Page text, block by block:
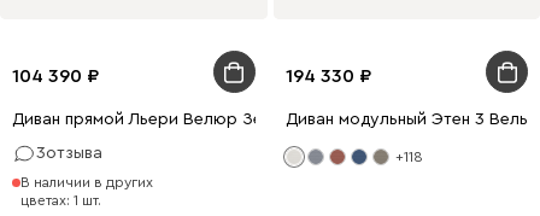
104 390
Диван прямой Льери Велюр Зеленый
3отзыва
В наличии в других
цветах: 1 шт.
194 330
Диван модульный Этен 3
+118